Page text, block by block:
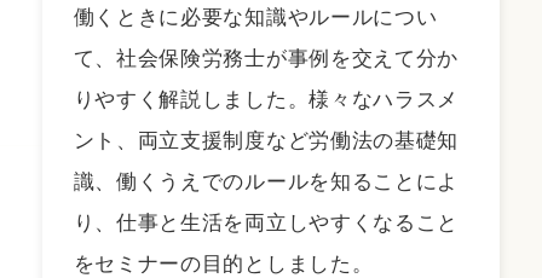
働くときに必要な知識やルールについ
て、社会保険労務士が事例を交えて分か
りやすく解説しました。様々なハラスメ
ント、両立支援制度など労働法の基礎知
識、働くうえでのルールを知ることによ
り、仕事と生活を両立しやすくなること
をセミナーの目的としました。